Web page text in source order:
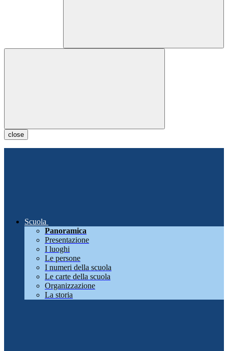
close
Scuola
Panoramica
Presentazione
I luoghi
Le persone
I numeri della scuola
Le carte della scuola
Organizzazione
La storia